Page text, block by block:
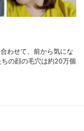
わせて、前から気にな
の顔の毛穴は約20万個